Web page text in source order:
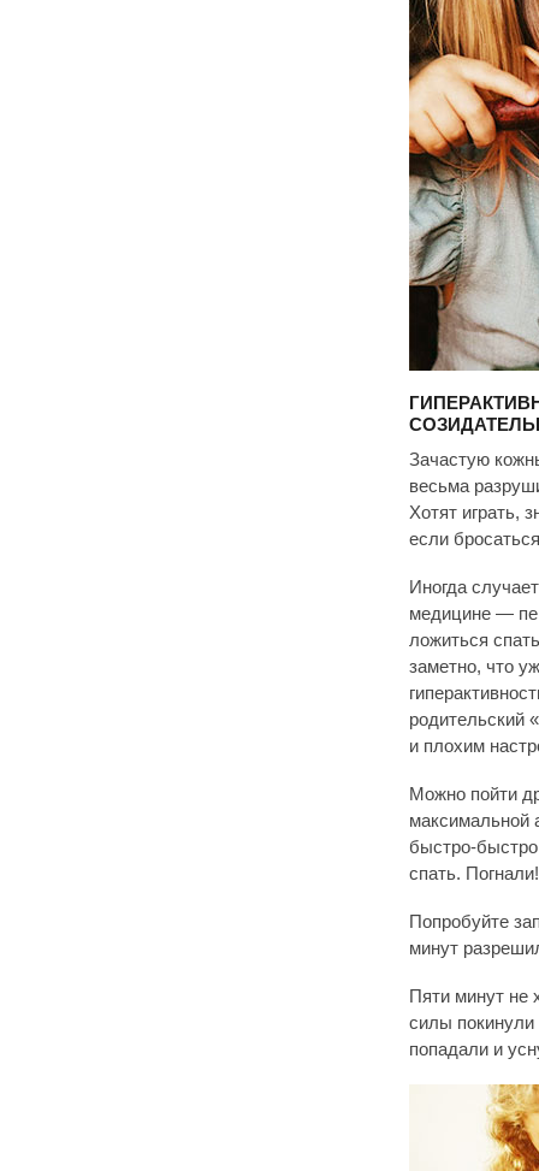
Зачастую
весьма
Хотят играть,
если
Иногда
медицине —
ложиться
заметно, что
родительский
и плохим
Можно пойти
максимальной
быстро-
спать.
Попробуйте
минут
Пяти минут не
силы покинули
попадали и